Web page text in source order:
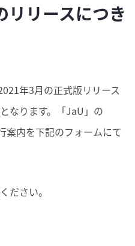
リースにつき
年3月の正式版リリース
なります。「JaU」の
内を下記のフォームにて
ださい。